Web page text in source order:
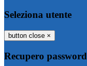
Seleziona utente
button close ×
Recupero password